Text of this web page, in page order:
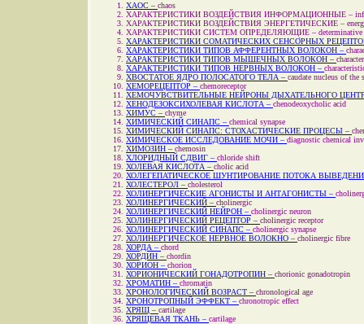
ХАОС – chaos
ХАРАКТЕРИСТИКИ ВОЗДЕЙСТВИЯ ИНФОРМАЦИОННЫЕ –
ХАРАКТЕРИСТИКИ ВОЗДЕЙСТВИЯ ЭНЕРГЕТИЧЕСКИЕ –
ХАРАКТЕРИСТИКИ СИСТЕМ ОПРЕДЕЛЯЮЩИЕ –
ХАРАКТЕРИСТИКИ СОМАТИЧЕСКИХ СЕНСО́РНЫХ
ХАРАКТЕРИСТИКИ ТИПОВ АФФЕРЕНТНЫХ ВОЛОКОН –
ХАРАКТЕРИСТИКИ ТИПОВ МЫШЕЧНЫХ ВОЛОКОН –
ХАРАКТЕРИСТИКИ ТИПОВ НЕРВНЫХ ВОЛОКОН –
ХВОСТАТОЕ ЯДРО ПОЛОСАТОГО ТЕЛА – caudate nucleus of the
ХЕМОРЕЦЕПТОР – chemoreceptor
ХЕМОЧУВСТВИТЕЛЬНЫЕ НЕЙРОНЫ ДЫХАТЕЛЬНОГО
ХЕНОДЕЗОКСИХОЛЕВАЯ КИСЛОТА – chenodeoxycholic acid
ХИМУС – chyme
ХИМИЧЕСКИЙ СИНАПС – chemical synapse
ХИМИЧЕСКИЙ СИНАПС: СТОХАСТИЧЕСКИЕ ПРОЦЕСЫ –
ХИМИЧЕСКОЕ ИССЛЕДОВАНИЕ МОЧИ – diagnostic chemical
ХИМОЗИН – chemosin
ХЛОРИДНЫЙ СДВИГ – chloride shift
ХОЛЕВАЯ КИСЛОТА – cholic acid
ХОЛЕГЕПАТИЧЕСКОЕ ШУНТИРОВАНИЕ ПОТОКА
ХОЛЕСТЕРОЛ – cholesterol
ХОЛИНЕРГИЧЕСКИЕ АГОНИСТЫ И АНТАГОНИСТЫ –
ХОЛИНЕРГИЧЕСКИЙ – cholinergic
ХОЛИНЕРГИЧЕСКИЙ НЕЙРОН – cholinergic neuron
ХОЛИНЕРГИЧЕСКИЙ РЕЦЕПТОР – cholinergic receptor
ХОЛИНЕРГИЧЕСКИЙ СИНАПС – cholinergic synapse
ХОЛИНЕРГИЧЕСКОЕ НЕРВНОЕ ВОЛОКНО – cholinergic fibre
ХОРДА – chord
ХОРДИН – chordin
ХОРИОН – chorion
ХОРИОНИЧЕСКИЙ ГОНАДОТРОПИН – chorionic gonadotropin
ХРОМАТИН – chromatin
ХРОНОЛОГИЧЕСКИЙ ВОЗРАСТ – chronological age
ХРОНОТРОПНЫЙ ЭФФЕКТ – chronotropic effect
ХРЯЩ – cartilage
ХРЯЩЕВАЯ ТКАНЬ – cartilage